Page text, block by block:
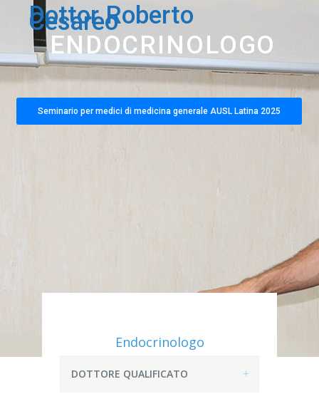
Dottor Roberto
Cesareo
ENDOCRINOLOGO
Seminario per medici di medicina generale AUSL Latina 2025
Endocrinologo
DOTTORE QUALIFICATO